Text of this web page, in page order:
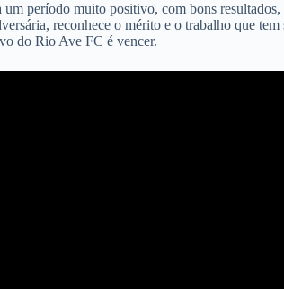
um período muito positivo, com bons
reconhece o mérito e o trabalho que
do Rio Ave FC é vencer.